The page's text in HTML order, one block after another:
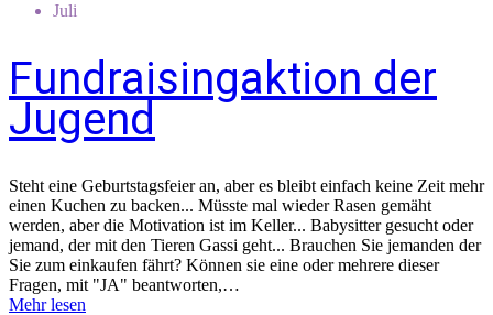
Juli
Fundraisingaktion der
Jugend
Steht eine Geburtstagsfeier an, aber es bleibt einfach keine Zeit mehr
einen Kuchen zu backen... Müsste mal wieder Rasen gemäht
werden, aber die Motivation ist im Keller... Babysitter gesucht oder
jemand, der mit den Tieren Gassi geht... Brauchen Sie jemanden der
Sie zum einkaufen fährt? Können sie eine oder mehrere dieser
Fragen, mit "JA" beantworten,…
Mehr lesen